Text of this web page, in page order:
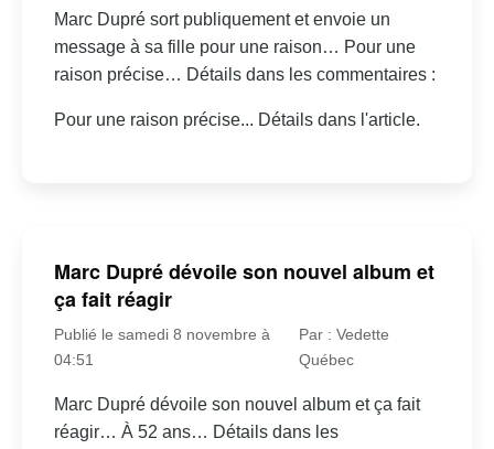
Marc Dupré sort publiquement et envoie un
message à sa fille pour une raison… Pour une
raison précise… Détails dans les commentaires :
Pour une raison précise... Détails dans l'article.
Marc Dupré dévoile son nouvel album et
ça fait réagir
Publié le samedi 8 novembre à
04:51
Par : Vedette
Québec
Marc Dupré dévoile son nouvel album et ça fait
réagir… À 52 ans… Détails dans les